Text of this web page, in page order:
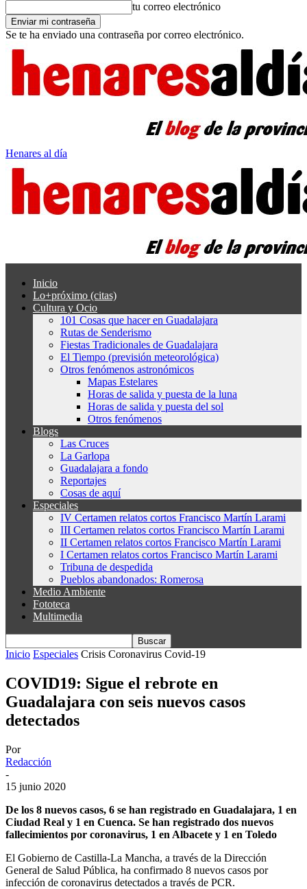
tu correo electrónico
Se te ha enviado una contraseña por correo electrónico.
Henares al día
Inicio
Lo+próximo (citas)
Cultura y Ocio
101 Cosas que hacer en Guadalajara
Rutas de Senderismo
Fiestas Tradicionales de Guadalajara
El Tiempo (previsión meteorológica)
Otros fenómenos astronómicos
Mapas Estelares
Horas de salida y puesta de la luna
Horas de salida y puesta del sol
Otros fenómenos
Blogs
Las Cruces
La Garlopa
Guadalajara a fondo
Reportajes
Cosas de aquí
Especiales
IV Certamen relatos cortos Francisco Martín Larami
III Certamen relatos cortos Francisco Martín Larami
II Certamen relatos cortos Francisco Martín Larami
I Certamen relatos cortos Francisco Martín Larami
Tribuna de despedida
Pueblos abandonados: Romerosa
Medio Ambiente
Fototeca
Multimedia
Inicio Especiales Crisis Coronavirus Covid-19
COVID19: Sigue el rebrote en
Guadalajara con seis nuevos casos
detectados
Por
Redacción
-
15 junio 2020
De los 8 nuevos casos, 6 se han registrado en Guadalajara, 1 en
Ciudad Real y 1 en Cuenca. Se han registrado dos nuevos
fallecimientos por coronavirus, 1 en Albacete y 1 en Toledo
El Gobierno de Castilla-La Mancha, a través de la Dirección
General de Salud Pública, ha confirmado 8 nuevos casos por
infección de coronavirus detectados a través de PCR.